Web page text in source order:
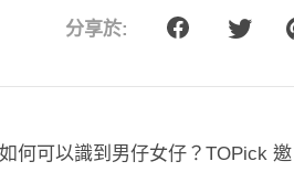
分享於:
何可以識到男仔女仔？TOPick